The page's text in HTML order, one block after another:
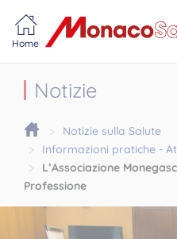
Home
Notizie
Notizie sulla Salute
Informazioni pratiche -
L’Associazione
Professione